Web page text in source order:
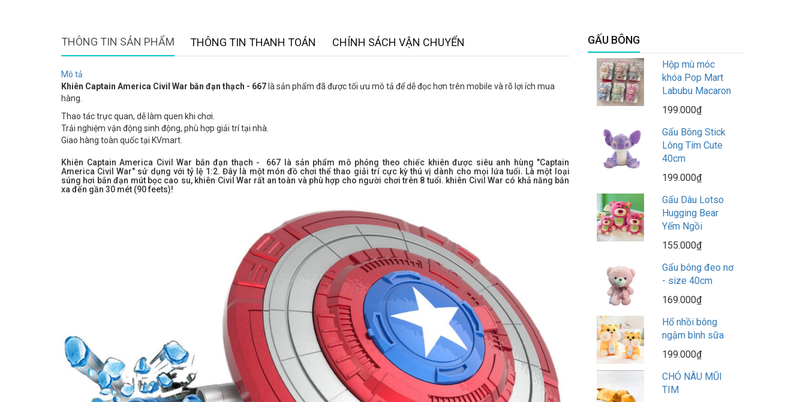
THÔNG TIN SẢN PHẨM THÔNG TIN THANH TOÁN CHÍNH SÁCH VẬN CHUYỂN
Mô tả
Khiên Captain America Civil War bắn đạn thạch - 667 là sản phẩm đã được tối ưu mô tả để dễ đọc hơn trên mobile và rõ lợi ích mua
hàng.
Thao tác trực quan, dễ làm quen khi chơi.
Trải nghiệm vận động sinh động, phù hợp giải trí tại nhà.
Giao hàng toàn quốc tại KVmart.
Khiên Captain America Civil War bắn đạn thạch - 667 là sản phẩm mô phỏng theo chiếc khiên được siêu anh hùng "Captain
America Civil War" sử dụng với tỷ lệ 1:2. Đây là một món đồ chơi thể thao giải trí cực kỳ thú vị dành cho mọi lứa tuổi. Là một loại
súng hơi bắn đạn mút bọc cao su, khiên Civil War rất an toàn và phù hợp cho người chơi trên 8 tuổi. khiên Civil War có khả năng bắn
xa đến gần 30 mét (90 feets)!
GẤU BÔNG
Hộp mù móc
khóa Pop Mart
Labubu Macaron
199.000₫
Gấu Bông Stick
Lông Tím Cute
40cm
199.000₫
Gấu Dâu Lotso
Hugging Bear
Yếm Ngồi
155.000₫
Gấu bông đeo nơ
- size 40cm
169.000₫
Hổ nhồi bông
ngậm bình sữa
199.000₫
CHÓ NÂU MŨI
TIM